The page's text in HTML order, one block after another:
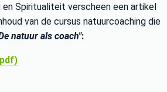
en Spiritualiteit verscheen een artikel
van de cursus natuurcoaching die
natuur als coach":